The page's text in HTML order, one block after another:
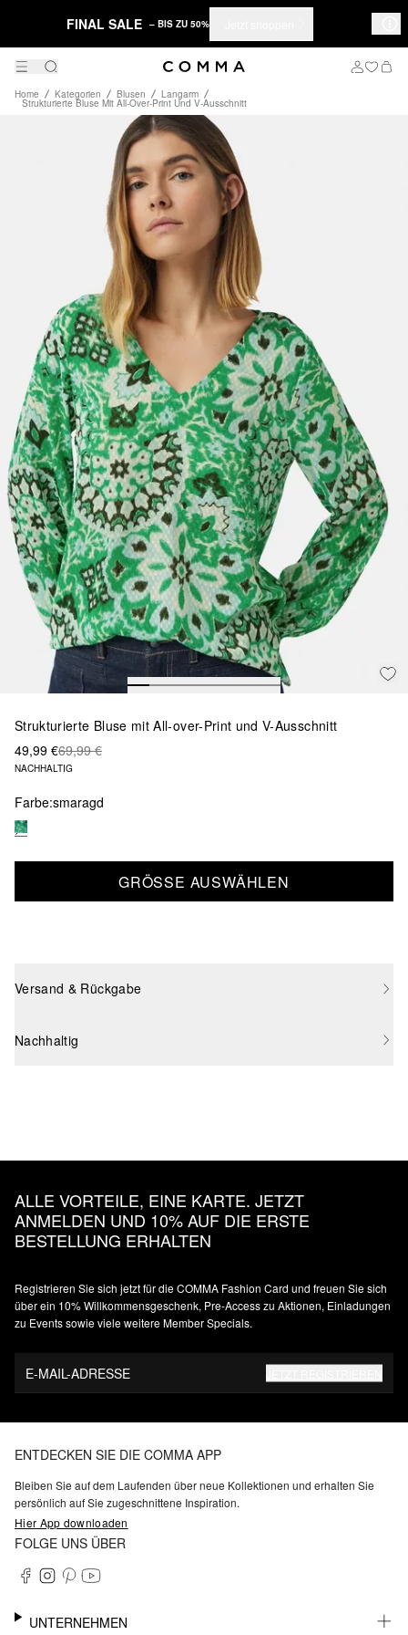
FINAL SALE – BIS ZU 50%
Home Kategorien Blusen Langarm
Strukturierte Bluse Mit All-Over-Print Und V-Ausschnitt
Strukturierte Bluse mit All-over-Print und V-Ausschnitt
49,99 €69,99 €
NACHHALTIG
Farbe:smaragd
GRÖSSE AUSWÄHLEN
Versand & Rückgabe
Nachhaltig
ALLE VORTEILE, EINE KARTE. JETZT
ANMELDEN UND 10% AUF DIE ERSTE
BESTELLUNG ERHALTEN
Registrieren Sie sich jetzt für die COMMA Fashion Card und freuen Sie sich
über ein 10% Willkommensgeschenk, Pre-Access zu Aktionen, Einladungen
zu Events sowie viele weitere Member Specials.
E-MAIL-ADRESSE
ENTDECKEN SIE DIE COMMA APP
Bleiben Sie auf dem Laufenden über neue Kollektionen und erhalten Sie
persönlich auf Sie zugeschnittene Inspiration.
Hier App downloaden
FOLGE UNS ÜBER
UNTERNEHMEN